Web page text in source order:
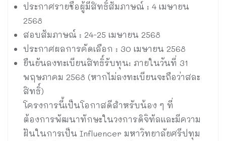
ประกาศรายชื่อผู้มีสิทธิ์สัมภาษณ์ : 4 เมษายน
2568
สอบสัมภาษณ์ : 24-25 เมษายน 2568
ประกาศผลการคัดเลือก : 30 เมษายน 2568
ยืนยันลงทะเบียนสิทธิ์รับทุน: ภายในวันที่ 31
พฤษภาคม 2568 (หากไม่ลงทะเบียนจะถือว่าสละ
สิทธิ์)
โครงการนี้เป็นโอกาสดีสำหรับน้อง ๆ ที่
ต้องการพัฒนาทักษะในวงการดิจิทัลและมีความ
ฝันในการเป็น Influencer มหาวิทยาลัยศรีปทุม